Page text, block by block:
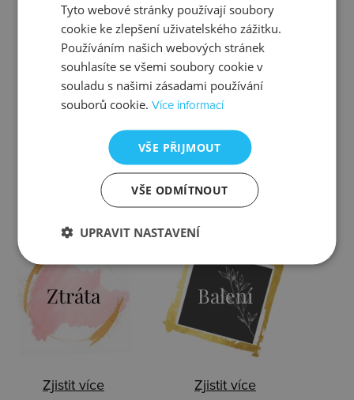
Zjistit více Zjistit více
Kontrola
Zjistit více
Výměna
Zjistit více
Ztráta
Zjistit více
Balení
Zjistit více
Tyto webové stránky používají soubory
cookie ke zlepšení uživatelského zážitku.
Používáním našich webových stránek
souhlasíte se všemi soubory cookie v
souladu s našimi zásadami používání
souborů cookie.Více informací
VŠE PŘIJMOUT
VŠE ODMÍTNOUT
UPRAVIT NASTAVENÍ